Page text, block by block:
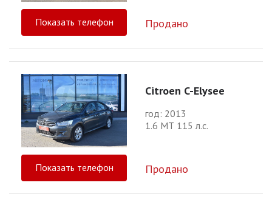
Показать телефон Продано
Citroen C-Elysee
год: 2013
1.6 МТ 115 л.с.
Показать телефон Продано